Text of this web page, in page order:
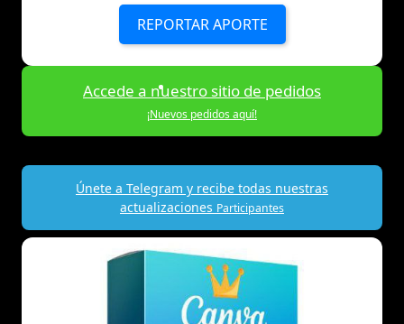
REPORTAR APORTE
Accede a nuestro sitio de pedidos
¡Nuevos pedidos aquí!
Únete a Telegram y recibe todas nuestras
actualizaciones Participantes